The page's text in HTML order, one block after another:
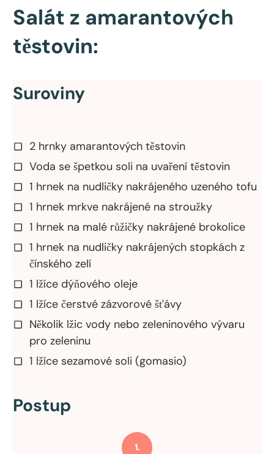
Salát z amarantových
těstovin:
Suroviny
2 hrnky amarantových těstovin
Voda se špetkou soli na uvaření těstovin
1 hrnek na nudličky nakrájeného uzeného tofu
1 hrnek mrkve nakrájené na stroužky
1 hrnek na malé růžičky nakrájené brokolice
1 hrnek na nudličky nakrájených stopkách z
čínského zelí
1 lžíce dýňového oleje
1 lžíce čerstvé zázvorové šťávy
Několik lžic vody nebo zeleninového vývaru
pro zeleninu
1 lžíce sezamové soli (gomasio)
Postup
1.